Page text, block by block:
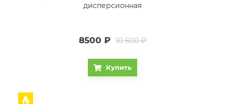
дисперсионная
8500 ₽ 10 500 ₽
Купить